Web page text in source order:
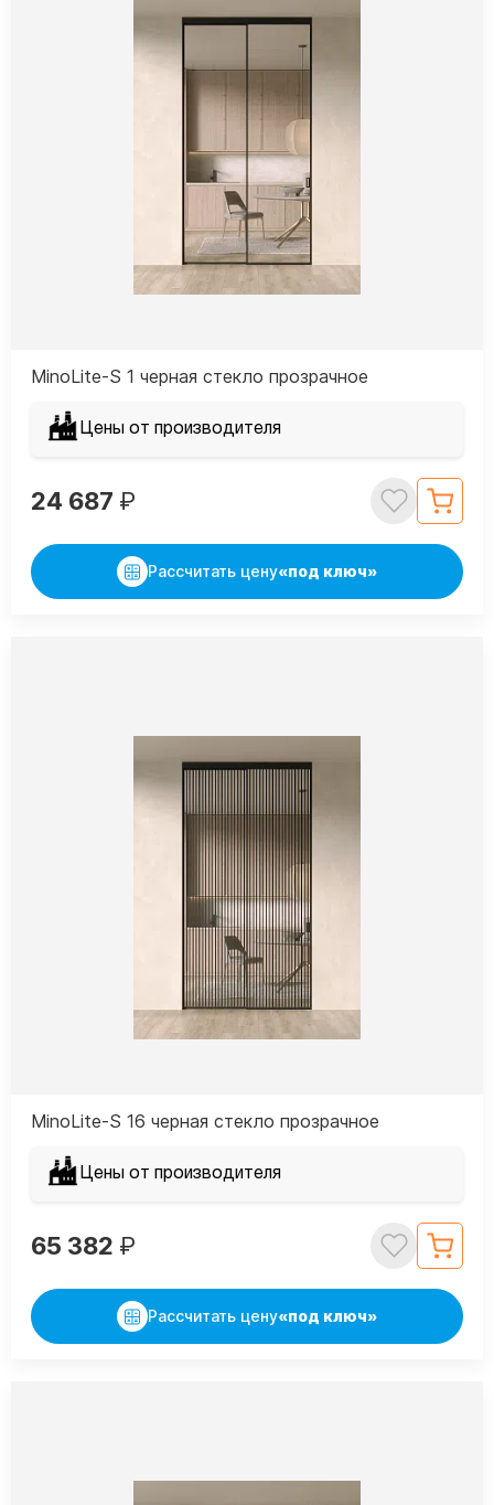
MinoLite-S 1 черная стекло прозрачное
Цены от производителя
24 687 ₽
Рассчитать цену«под ключ»
MinoLite-S 16 черная стекло прозрачное
Цены от производителя
65 382 ₽
Рассчитать цену«под ключ»